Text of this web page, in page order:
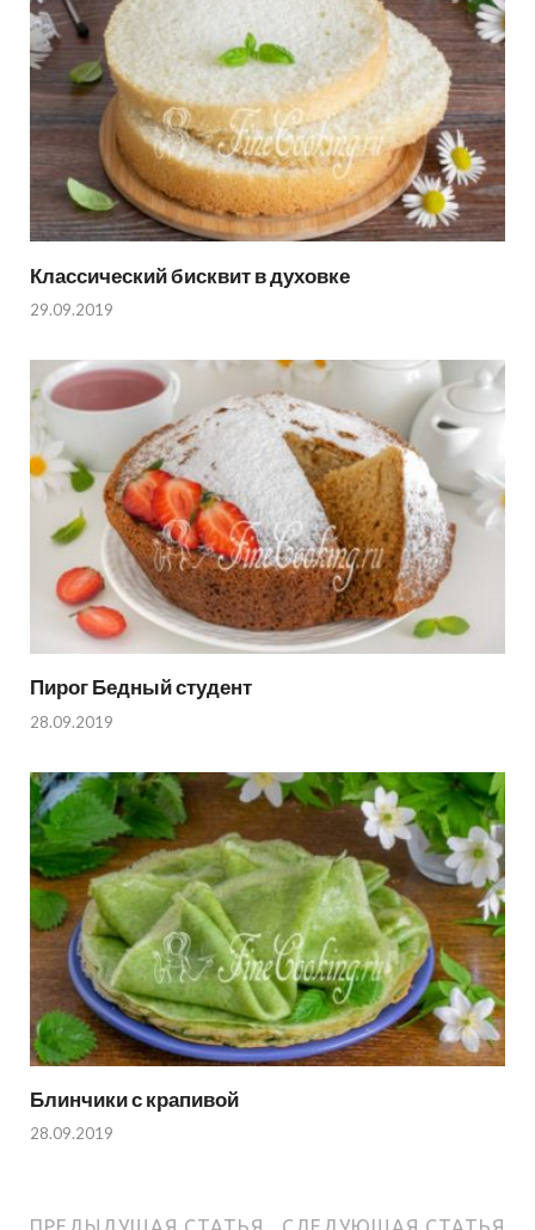
Классический бисквит в духовке
29.09.2019
Пирог Бедный студент
28.09.2019
Блинчики с крапивой
28.09.2019